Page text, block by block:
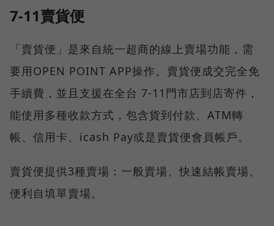
7-11賣貨便
「賣貨便」是來自統一超商的線上賣場功能，需
要用OPEN POINT APP操作。賣貨便成交完全免
手續費，並且支援在全台 7-11門市店到店寄件，
能使用多種收款方式，包含貨到付款、ATM轉
帳、信用卡、icash Pay或是賣貨便會員帳戶。
賣貨便提供3種賣場：一般賣場、快速結帳賣場、
便利自填單賣場。